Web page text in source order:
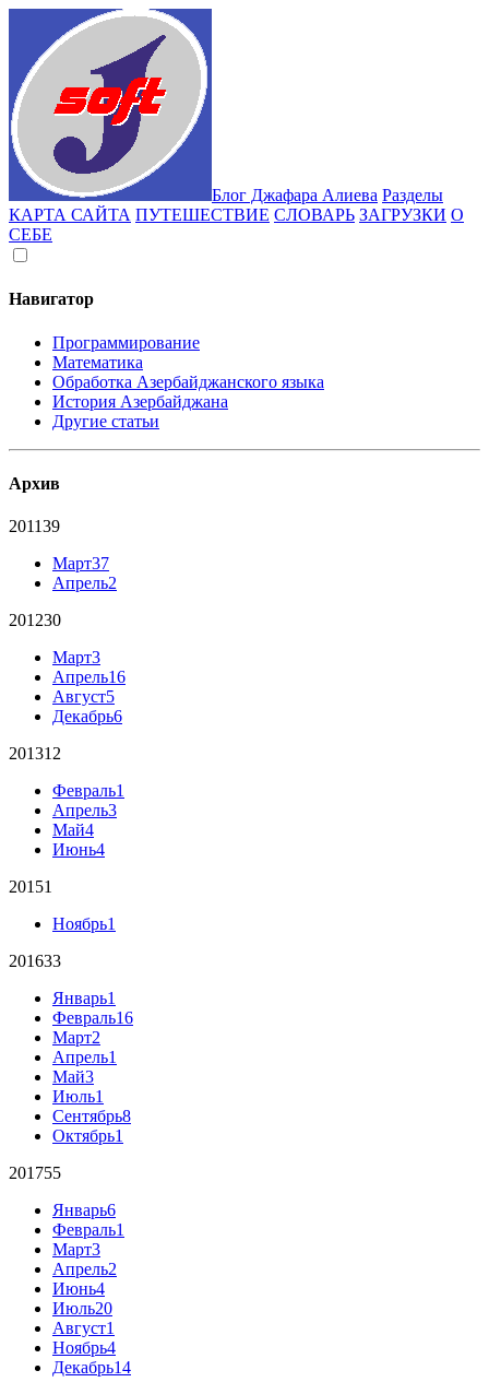
Блог Джафара Алиева Разделы
КАРТА САЙТА ПУТЕШЕСТВИЕ СЛОВАРЬ ЗАГРУЗКИ О
СЕБЕ
Навигатор
Программирование
Математика
Обработка Азербайджанского языка
История Азербайджана
Другие статьи
Архив
201139
Март37
Апрель2
201230
Март3
Апрель16
Август5
Декабрь6
201312
Февраль1
Апрель3
Май4
Июнь4
20151
Ноябрь1
201633
Январь1
Февраль16
Март2
Апрель1
Май3
Июль1
Сентябрь8
Октябрь1
201755
Январь6
Февраль1
Март3
Апрель2
Июнь4
Июль20
Август1
Ноябрь4
Декабрь14